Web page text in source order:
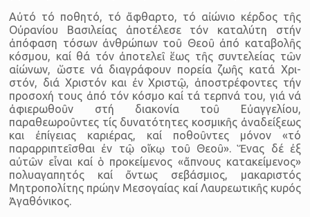
Αὐτό τό ποθητό, τό ἄφθαρτο, τό αἰώνιο κέρδος τῆς
Οὐρανίου Βασιλείας ἀποτέλεσε τόν καταλύτη στήν
ἀπόφαση τόσων ἀνθρώ­πων τοῦ Θεοῦ ἀπό καταβολῆς
κόσμου, καί θά τόν ἀποτελεῖ ἕως τῆς συντελείας τῶν
αἰώνων, ὥστε νά διαγράφουν πορεία ζωῆς κατά Χρι­
στόν, διά Χριστόν και ἐν Χριστῷ, ἀποστρέφοντες τήν
προσοχή τους ἀπό τόν κόσμο καί τά τερπνά του, γιά νά
ἀφιερωθοῦν στή διακονία τοῦ Εὐαγγελίου,
παραθεωροῦντες τίς δυνατότητες κοσμικῆς ἀναδεί­ξεως
και ἐπίγειας καριέρας, καί ποθοῦντες μόνον «τό
παραρριπτεῖ­σθαι ἐν τῷ οἴκῳ τοῦ Θεοῦ». Ἕνας δέ ἐξ
αὐτῶν εἶναι καί ὁ προκείμε­νος «ἄπνους κατακείμενος»
πολυαγαπητός καί ὄντως σεβάσμιος, μακαριστός
Μητροπολίτης πρώην Μεσογαίας καί Λαυρεωτικῆς κυ­ρός
Ἀγαθόνικος.